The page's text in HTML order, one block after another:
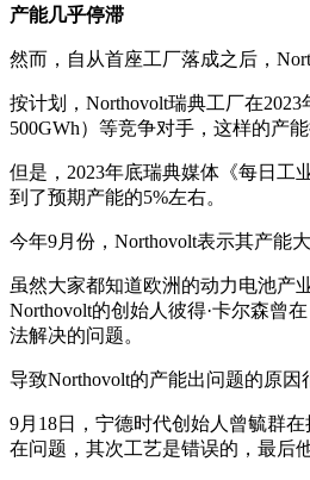
产能几乎停滞
然而，自从首座工厂落成之后，
按计划，Northovolt瑞典工厂在
500GWh）等竞争对手，这样的产
但是，2023年底瑞典媒体《每日工
到了预期产能的5%左右。
今年9月份，Northovolt表示其产能
虽然大家都知道欧洲的动力电池产
Northovolt的创始人彼得·卡尔森曾
法解决的问题。
导致Northovolt的产能出问题的原
9月18日，宁德时代创始人曾毓群
在问题，其次工艺是错误的，最后